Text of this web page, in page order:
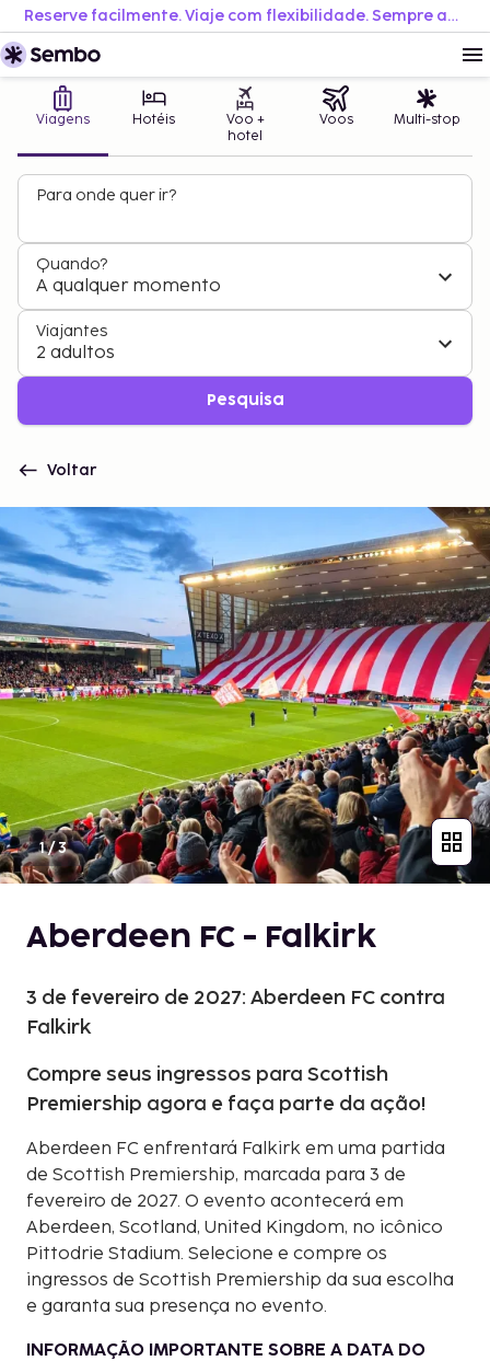
Reserve facilmente. Viaje com flexibilidade. Sempre ao melhor preço.
Viagens Hotéis
Voo +
hotel
Voos Multi-stop
Para onde quer ir?
Quando?
A qualquer momento
Viajantes
2 adultos
Pesquisa
Voltar
1/3
Aberdeen FC - Falkirk
3 de fevereiro de 2027: Aberdeen FC contra
Falkirk
Compre seus ingressos para Scottish
Premiership agora e faça parte da ação!
Aberdeen FC enfrentará Falkirk em uma partida
de Scottish Premiership, marcada para 3 de
fevereiro de 2027. O evento acontecerá em
Aberdeen, Scotland, United Kingdom, no icônico
Pittodrie Stadium. Selecione e compre os
ingressos de Scottish Premiership da sua escolha
e garanta sua presença no evento.
INFORMAÇÃO IMPORTANTE SOBRE A DATA DO